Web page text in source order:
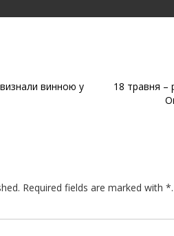
винною у
18 травня –
Required fields are marked with *.